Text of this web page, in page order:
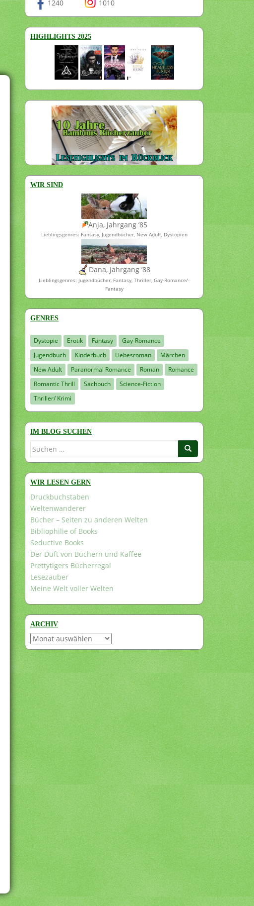
1240 1010
HIGHLIGHTS 2025
WIR SIND
Anja, Jahrgang ’85
Lieblingsgenres: Fantasy, Jugendbücher, New Adult, Dystopien
Dana, Jahrgang ’88
Lieblingsgenres: Jugendbücher, Fantasy, Thriller, Gay-Romance/-
Fantasy
GENRES
Dystopie Erotik Fantasy
Gay-Romance
Jugendbuch
Kinderbuch Liebesroman
Märchen
New Adult
Paranormal Romance Roman
Romance
Romantic Thrill
Sachbuch
Science-Fiction
Thriller/ Krimi
IM BLOG SUCHEN
Suchen
WIR LESEN GERN
Druckbuchstaben
Weltenwanderer
Bücher – Seiten zu anderen Welten
Bibliophilie of Books
Seductive Books
Der Duft von Büchern und Kaffee
Prettytigers Bücherregal
Lesezauber
Meine Welt voller Welten
ARCHIV
Archiv